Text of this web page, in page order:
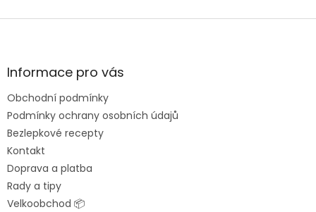
Z
aInformace pro vás
Obchodní podmínky
Podmínky ochrany osobních údajů
Bezlepkové recepty
Kontakt
Doprava a platba
Rady a tipy
Velkoobchod 📦